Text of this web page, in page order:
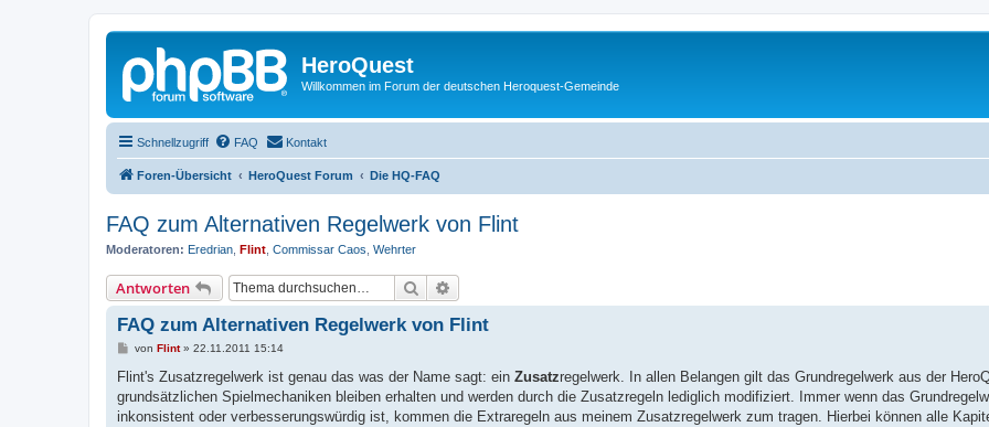
HeroQuest
Willkommen im Forum der deutschen Heroquest-Gemeinde
Schnellzugriff FAQ Kontakt
Foren-Übersicht HeroQuest Forum Die HQ-FAQ
FAQ zum Alternativen Regelwerk von Flint
Moderatoren: Eredrian Flint Commissar Caos Wehrter
Antworten Suche
FAQ zum Alternativen Regelwerk von Flint
B
i
r
a
von Flint» 22.11.2011 15:14
Flint's Zusatzregelwerk ist genau das was der Name sagt: ein Zusatzregelwerk. In allen Belangen gilt das Grundregelwerk aus der
grundsätzlichen Spielmechaniken bleiben erhalten und werden durch die Zusatzregeln lediglich modifiziert. Immer wenn das
inkonsistent oder verbesserungswürdig ist, kommen die Extraregeln aus meinem Zusatzregelwerk zum tragen. Hierbei können alle